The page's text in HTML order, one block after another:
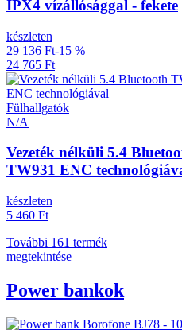
IPX4 vízállósággal - fekete
készleten
29 136 Ft-15 %
24 765 Ft
Fülhallgatók
N/A
Vezeték nélküli 5.4
TW931 ENC
készleten
5 460 Ft
További 161 termék
megtekintése
Power bankok